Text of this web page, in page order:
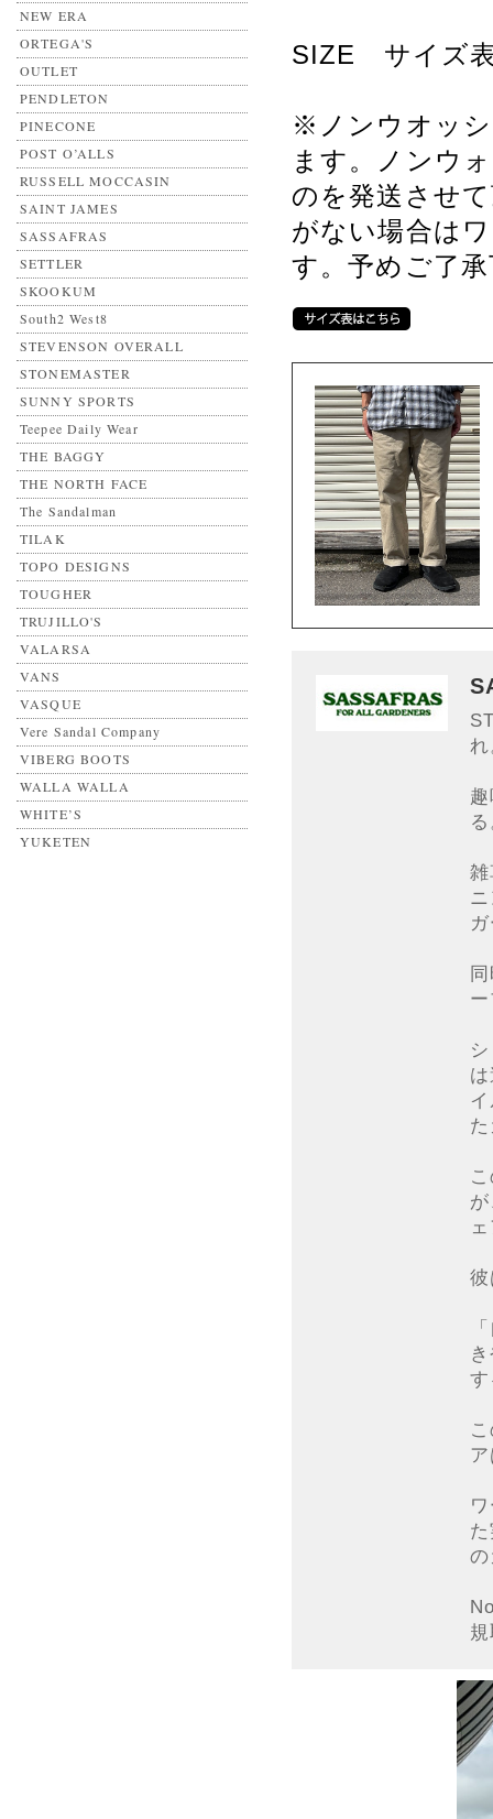
NEW ERA
ORTEGA'S
OUTLET
PENDLETON
PINECONE
POST O’ALLS
RUSSELL MOCCASIN
SAINT JAMES
SASSAFRAS
SETTLER
SKOOKUM
South2 West8
STEVENSON OVERALL
STONEMASTER
SUNNY SPORTS
Teepee Daily Wear
THE BAGGY
THE NORTH FACE
The Sandalman
TILAK
TOPO DESIGNS
TOUGHER
TRUJILLO'S
VALARSA
VANS
VASQUE
Vere Sandal Company
VIBERG BOOTS
WALLA WALLA
WHITE’S
YUKETEN
SIZE サイズ
※ノンウオッ
ます。ノンウ
のを発送させ
がない場合は
す。予めご了